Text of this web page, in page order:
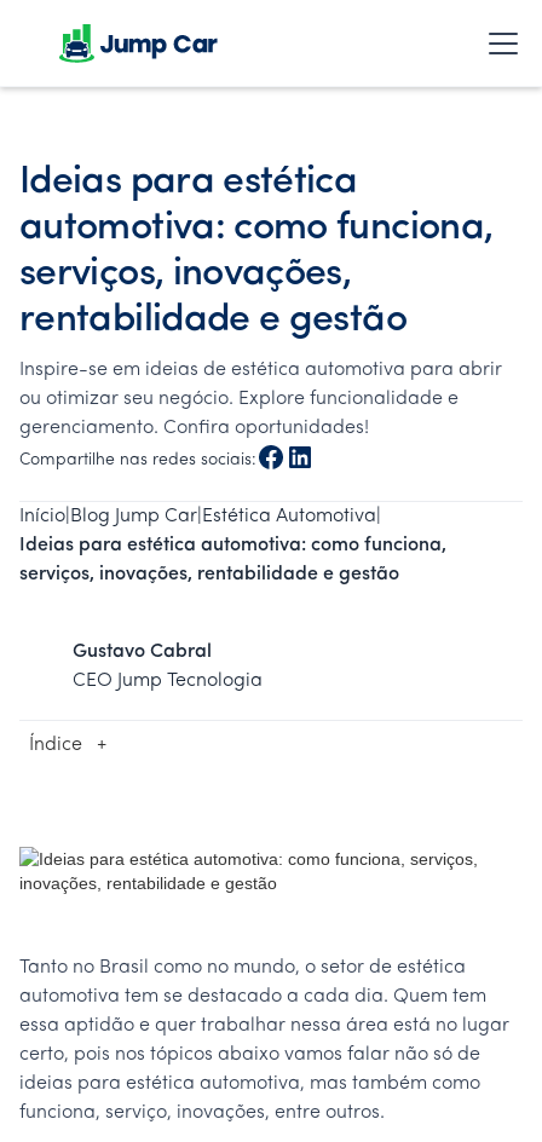
Ideias para estética
automotiva: como funciona,
serviços, inovações,
rentabilidade e gestão
Inspire-se em ideias de estética automotiva para abrir
ou otimizar seu negócio. Explore funcionalidade e
gerenciamento. Confira oportunidades!
Compartilhe nas redes sociais:
Início Blog Jump Car Estética Automotiva
Ideias para estética automotiva: como funciona,
serviços, inovações, rentabilidade e gestão
Gustavo Cabral
CEO Jump Tecnologia
Índice +
Tanto no Brasil como no mundo, o setor de estética
automotiva tem se destacado a cada dia. Quem tem
essa aptidão e quer trabalhar nessa área está no lugar
certo, pois nos tópicos abaixo vamos falar não só de
ideias para estética automotiva, mas também como
funciona, serviço, inovações, entre outros.